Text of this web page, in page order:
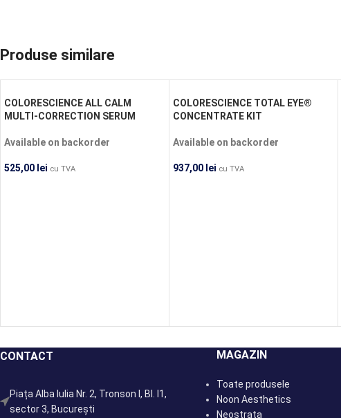
Produse similare
PRECOMANDĂ
COLORESCIENCE ALL CALM
MULTI-CORRECTION SERUM
Available on backorder
525,00 lei cu TVA
PRECOMANDĂ
COLORESCIENCE TOTAL EYE®
CONCENTRATE KIT
Available on backorder
937,00 lei cu TVA
CONTACT
Piața Alba Iulia Nr. 2, Tronson I, Bl. I1,
sector 3, București
MAGAZIN
Toate produsele
Noon Aesthetics
Neostrata